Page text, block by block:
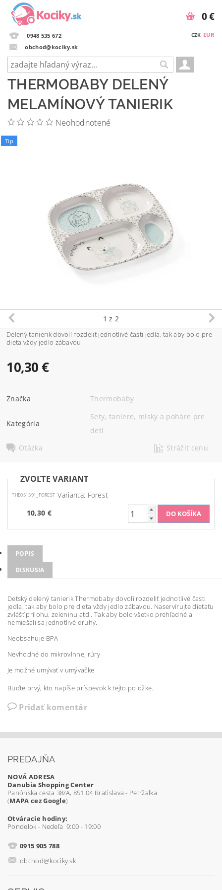
0948 535 672
obchod@kociky.sk
CZK EUR
0 €
THERMOBABY DELENÝ
MELAMÍNOVÝ TANIERIK
Neohodnotené
Tip
1 z 2
Delenýtanierikdovolí rozdeliť jednotlivé časti jedla, tak aby bolo pre
dieťa vždy jedlo zábavou
10,30 €
Značka Thermobaby
Kategória
Sety, taniere, misky a poháre pre
deti
Otázka
Strážiť cenu
ZVOĽTE VARIANT
THE051591_FOREST Varianta: Forest
10,30 €
POPIS
DISKUSIA
Detský delený tanierikThermobaby dovolí rozdeliť jednotlivé časti
jedla, tak aby bolo pre dieťa vždy jedlo zábavou. Naservírujtedieťaťu
zvlášť prílohu, zeleninu atď., Takaby bolo všetko prehľadné a
nemiešali sa jednotlivé druhy.
Neobsahuje BPA
Nevhodné do mikrovlnnej rúry
Je možné umývať v umývačke
Buďte prvý, kto napíše príspevok k tejto položke.
Pridať komentár
PREDAJŇA
NOVÁ ADRESA
Danubia Shopping Center
Panónska cesta 38/A, 851 04 Bratislava - Petržalka
(MAPA cez Google)
Otváracie hodiny:
Pondelok - Nedeľa 9:00 - 19:00
0915 905 788
obchod@kociky.sk